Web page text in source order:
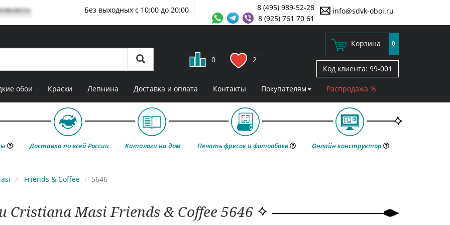
info@sdvk-oboi.ru
8 (495) 989-52-28
8 (925) 761 70 61
Без выходных с 10:00 до 20:00
0 2
Корзина 0
Код клиента: 99-001
обои Краски Лепнина Доставка и оплата Контакты Покупателям Распродажа %
Доставка по всей России Каталоги на дом Печать фресок и фотообоев Онлайн конструктор
Friends & Coffee 5646
Cristiana Masi Friends & Coffee 5646